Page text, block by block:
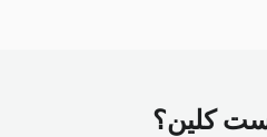
كلين؟